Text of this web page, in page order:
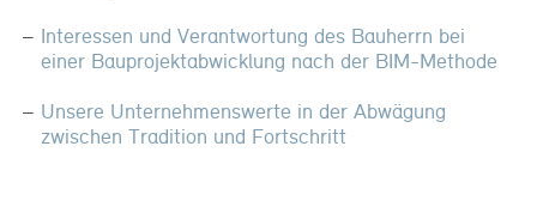
Interessen und Verantwortung des Bauherrn bei
einer Bauprojektabwicklung nach der BIM-Methode
Unsere Unternehmenswerte in der Abwägung
zwischen Tradition und Fortschritt